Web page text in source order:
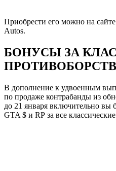
Приобрести его можно на
Autos.
БОНУСЫ ЗА
В дополнение к удвоенным
по продаже контрабанды из
до 21 января включительно вы
GTA $ и RP за все